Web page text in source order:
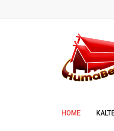
HOME